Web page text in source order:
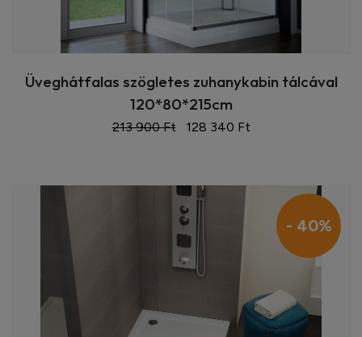
Üveghátfalas szögletes zuhanykabin tálcával
120*80*215cm
213 900 Ft 128 340 Ft
- 40%